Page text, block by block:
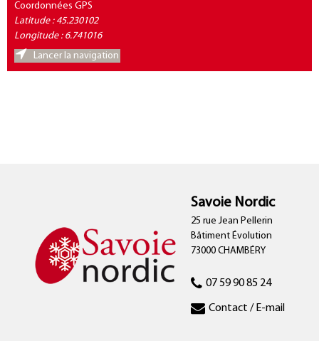
Coordonnées GPS
Latitude : 45.230102
Longitude : 6.741016
Lancer la navigation
Savoie Nordic
25 rue Jean Pellerin
Bâtiment Évolution
73000 CHAMBÉRY
07 59 90 85 24
Contact / E-mail